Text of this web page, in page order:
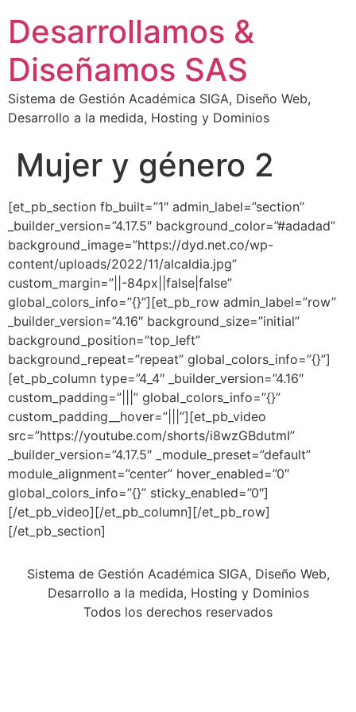
Desarrollamos &
Diseñamos SAS
Sistema de Gestión Académica SIGA, Diseño Web,
Desarrollo a la medida, Hosting y Dominios
Mujer y género 2
[et_pb_section fb_built=”1″ admin_label=”section”
_builder_version=”4.17.5″ background_color=”#adadad”
background_image=”https://dyd.net.co/wp-
content/uploads/2022/11/alcaldia.jpg”
custom_margin=”||-84px||false|false”
global_colors_info=”{}”][et_pb_row admin_label=”row”
_builder_version=”4.16″ background_size=”initial”
background_position=”top_left”
background_repeat=”repeat” global_colors_info=”{}”]
[et_pb_column type=”4_4″ _builder_version=”4.16″
custom_padding=”|||” global_colors_info=”{}”
custom_padding__hover=”|||”][et_pb_video
src=”https://youtube.com/shorts/i8wzGBdutmI”
_builder_version=”4.17.5″ _module_preset=”default”
module_alignment=”center” hover_enabled=”0″
global_colors_info=”{}” sticky_enabled=”0″]
[/et_pb_video][/et_pb_column][/et_pb_row]
[/et_pb_section]
Sistema de Gestión Académica SIGA, Diseño Web,
Desarrollo a la medida, Hosting y Dominios
Todos los derechos reservados